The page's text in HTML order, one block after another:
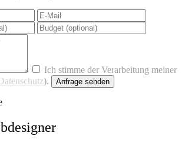
Ich stimme der Verarbeitung meiner
). Anfrage senden